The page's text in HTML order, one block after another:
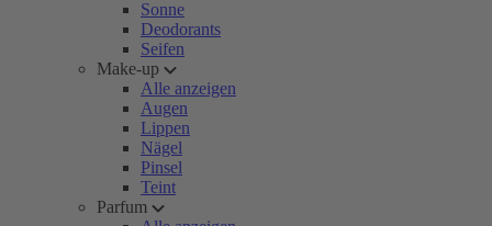
Sonne
Deodorants
Seifen
Make-up
Alle anzeigen
Augen
Lippen
Nägel
Pinsel
Teint
Parfum